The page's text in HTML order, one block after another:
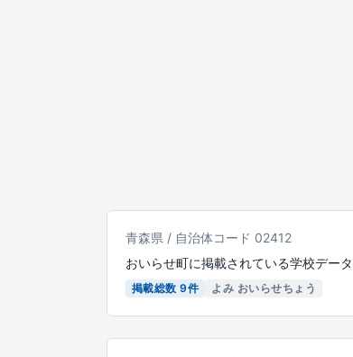
青森県 / 自治体コード 02412
おいらせ町に掲載されている学校デー
掲載総数 9件 よみ おいらせちょう